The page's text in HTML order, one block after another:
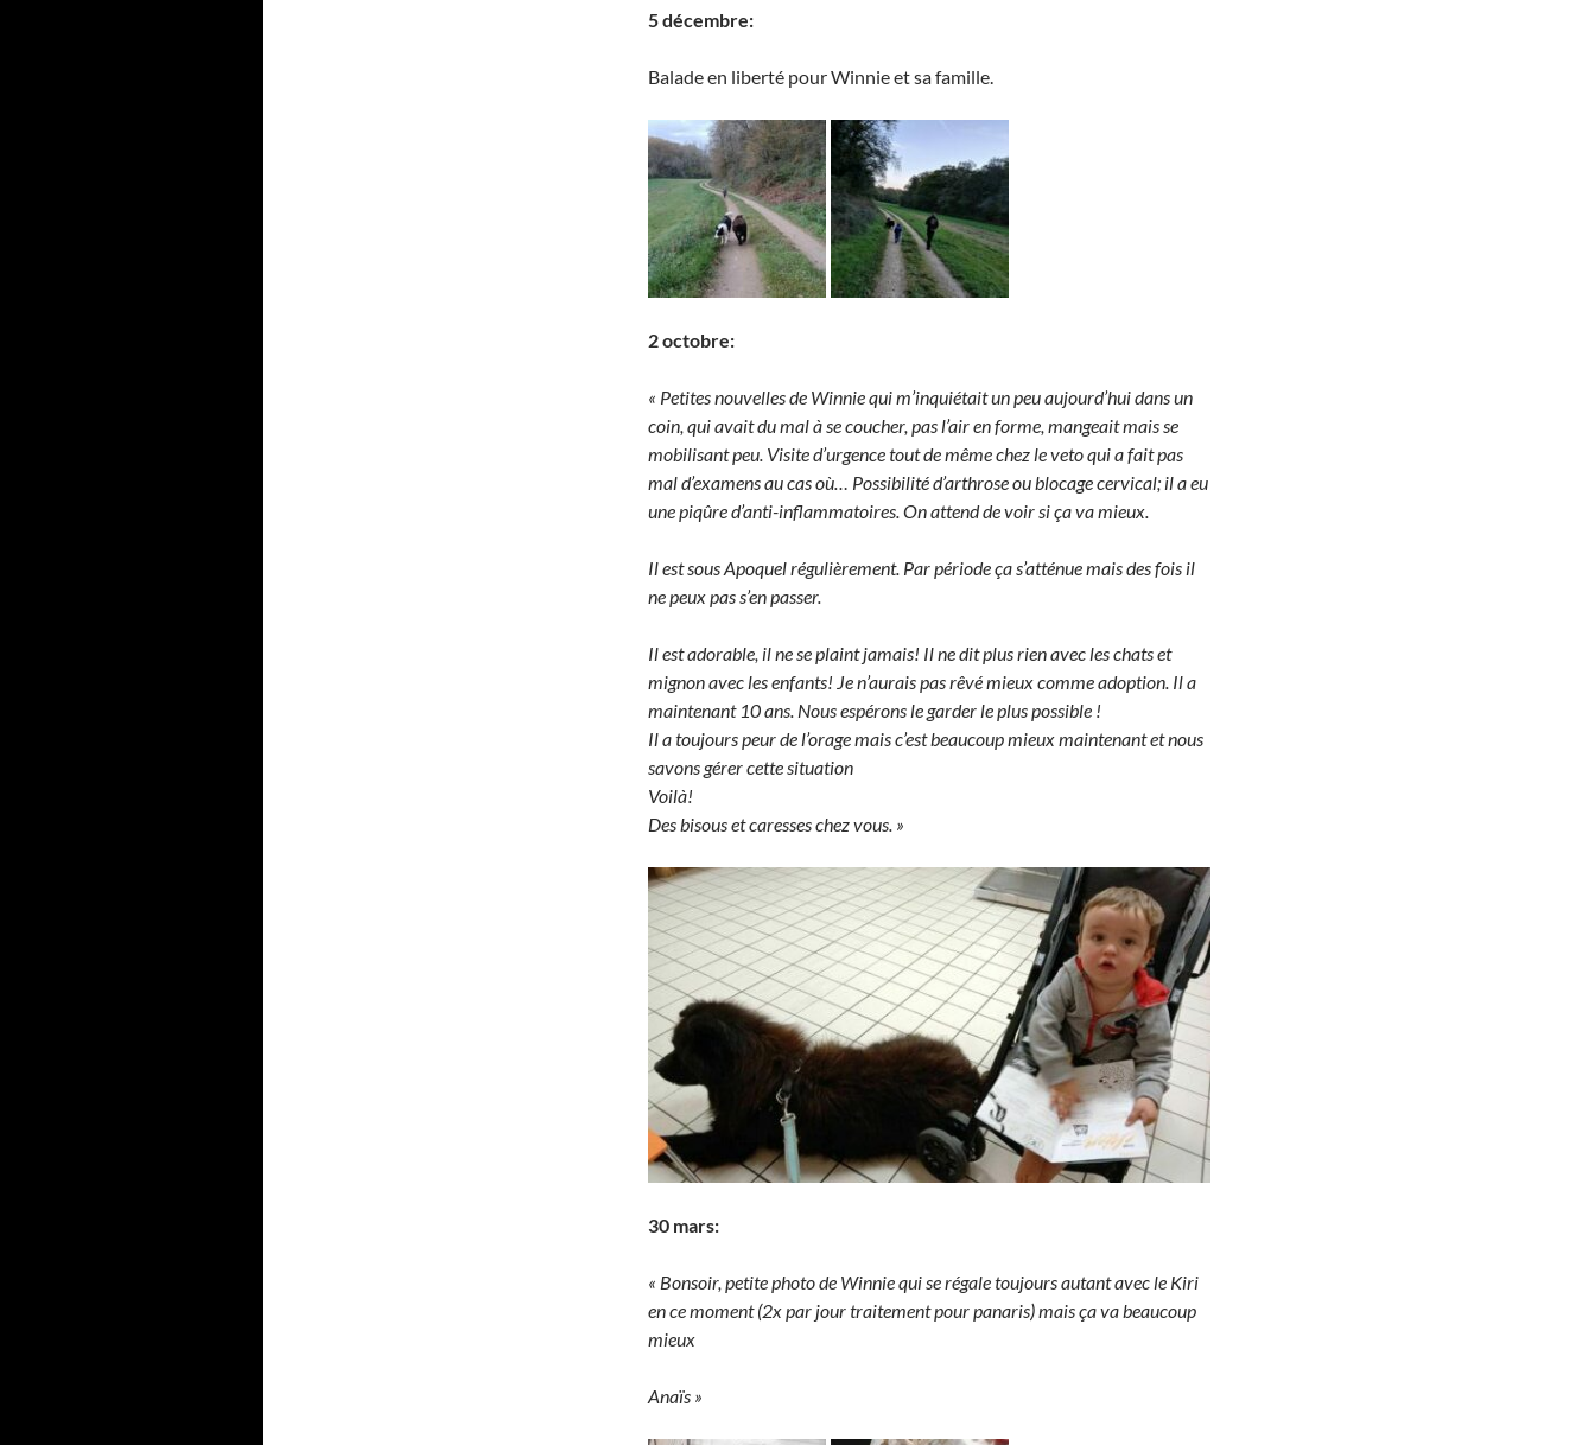
5 décembre:
Balade en liberté pour Winnie et sa famille.
2 octobre:
« Petites nouvelles de Winnie qui m’inquiétait un peu aujourd’hui dans un
coin, qui avait du mal à se coucher, pas l’air en forme, mangeait mais se
mobilisant peu. Visite d’urgence tout de même chez le veto qui a fait pas
mal d’examens au cas où… Possibilité d’arthrose ou blocage cervical; il a eu
une piqûre d’anti-inflammatoires. On attend de voir si ça va mieux.
Il est sous Apoquel régulièrement. Par période ça s’atténue mais des fois il
ne peux pas s’en passer.
Il est adorable, il ne se plaint jamais! Il ne dit plus rien avec les chats et
mignon avec les enfants! Je n’aurais pas rêvé mieux comme adoption. Il a
maintenant 10 ans. Nous espérons le garder le plus possible !
Il a toujours peur de l’orage mais c’est beaucoup mieux maintenant et nous
savons gérer cette situation
Voilà!
Des bisous et caresses chez vous. »
30 mars:
« Bonsoir, petite photo de Winnie qui se régale toujours autant avec le Kiri
en ce moment (2x par jour traitement pour panaris) mais ça va beaucoup
mieux
Anaïs »